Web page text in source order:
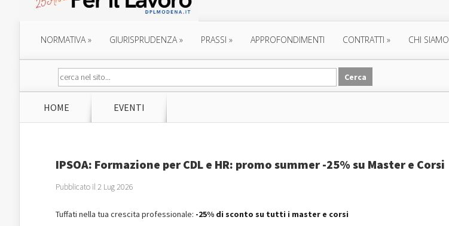
NORMATIVA» GIURISPRUDENZA» PRASSI » APPROFONDIMENTI CONTRATTI » CHI SIAMO
HOME EVENTI
IPSOA: Formazione per CDL e HR: promo summer -25% su Master e Corsi
Pubblicato il 2 Lug 2026
Tuffati nella tua crescita professionale: -25% di sconto su tutti i master e corsi